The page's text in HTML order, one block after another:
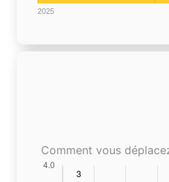
2025
Comment vous